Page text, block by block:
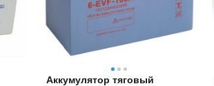
Аккумулятор тяговый